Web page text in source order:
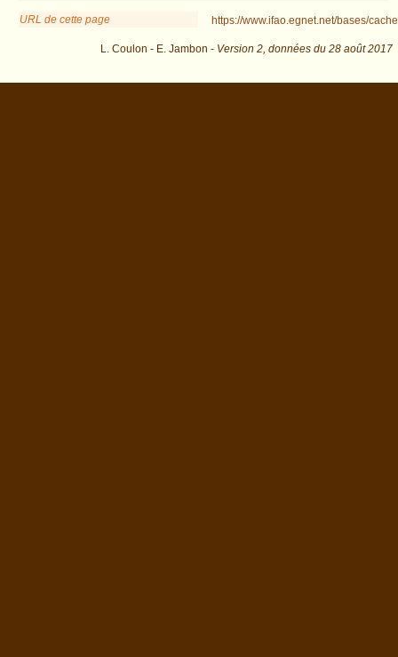
URL de cette page https://www.ifao.egnet.net/bases/
L. Coulon - E. Jambon - Version 2, données du 28 août 2017